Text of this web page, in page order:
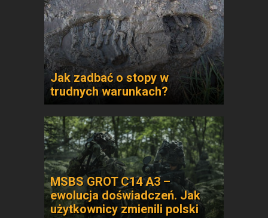
Jak zadbać o stopy w
trudnych warunkach?
MSBS GROT C14 A3 –
ewolucja doświadczeń. Jak
użytkownicy zmienili polski